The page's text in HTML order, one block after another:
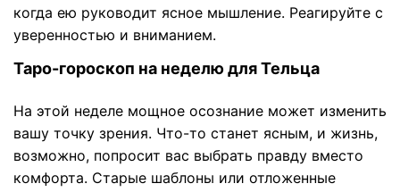
когда ею руководит ясное мышление. Реагируйте с
уверенностью и вниманием.
Таро-гороскоп на неделю для Тельца
На этой неделе мощное осознание может изменить
вашу точку зрения. Что-то станет ясным, и жизнь,
возможно, попросит вас выбрать правду вместо
комфорта. Старые шаблоны или отложенные